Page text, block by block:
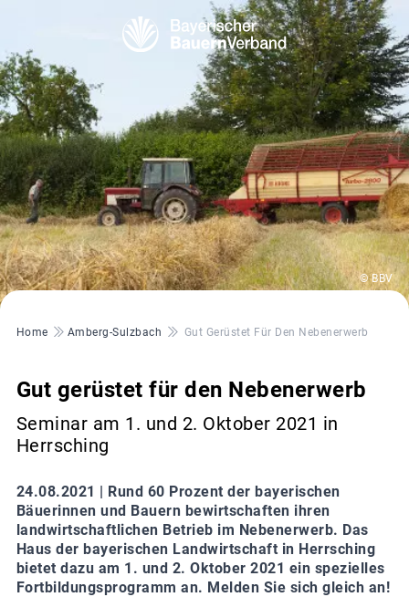
© BBV
Pfadnavigation
Home Amberg-Sulzbach Gut Gerüstet Für Den Nebenerwerb
Gut gerüstet für den Nebenerwerb
Seminar am 1. und 2. Oktober 2021 in
Herrsching
24.08.2021 | Rund 60 Prozent der bayerischen
Bäuerinnen und Bauern bewirtschaften ihren
landwirtschaftlichen Betrieb im Nebenerwerb. Das
Haus der bayerischen Landwirtschaft in Herrsching
bietet dazu am 1. und 2. Oktober 2021 ein spezielles
Fortbildungsprogramm an. Melden Sie sich gleich an!